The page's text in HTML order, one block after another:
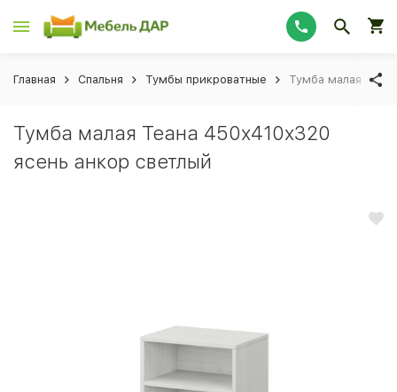
Главная Спальня Тумбы прикроватные Тумба малая
Тумба малая Теана 450x410x320
ясень анкор светлый